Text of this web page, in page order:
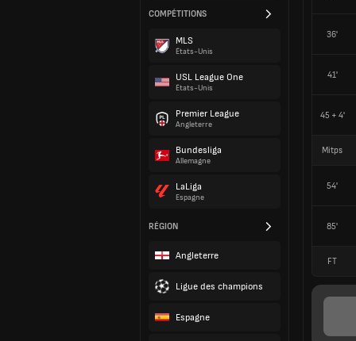
COMPÉTITIONS
MLS
États-Unis
USL League One
États-Unis
Premier League
Angleterre
Bundesliga
Allemagne
LaLiga
Espagne
RÉGION
Angleterre
Ligue des champions
Espagne
36'
41'
45 + 4'
Mitps
54'
85'
FT